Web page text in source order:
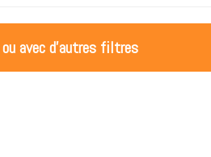
ou avec d'autres filtres